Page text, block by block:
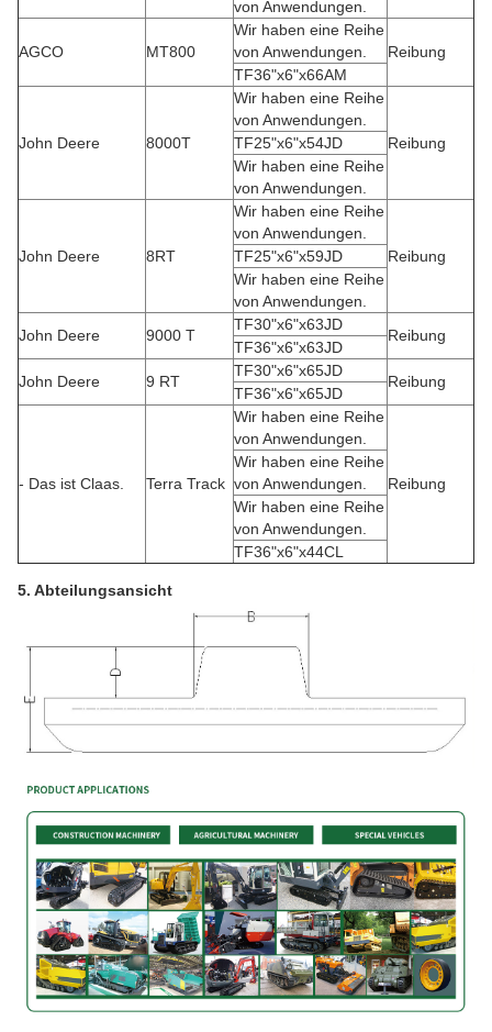
von Anwendungen.
AGCO MT800
Wir haben eine Reihe
von Anwendungen.
Reibung
TF36"x6"x66AM
John Deere 8000T
Wir haben eine Reihe
von Anwendungen.
Reibung
TF25"x6"x54JD
Wir haben eine Reihe
von Anwendungen.
John Deere 8RT
Wir haben eine Reihe
von Anwendungen.
Reibung
TF25"x6"x59JD
Wir haben eine Reihe
von Anwendungen.
John Deere
9000 T
TF30"x6"x63JD
Reibung
TF36"x6"x63JD
John Deere
9 RT
TF30"x6"x65JD
Reibung
TF36"x6"x65JD
- Das ist Claas. Terra Track
Wir haben eine Reihe
von Anwendungen.
Reibung
Wir haben eine Reihe
von Anwendungen.
Wir haben eine Reihe
von Anwendungen.
TF36"x6"x44CL
5. Abteilungsansicht